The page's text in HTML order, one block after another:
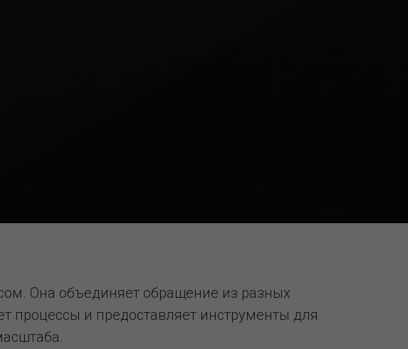
Она объединяет обращение из разных
процессы и предоставляет инструменты для